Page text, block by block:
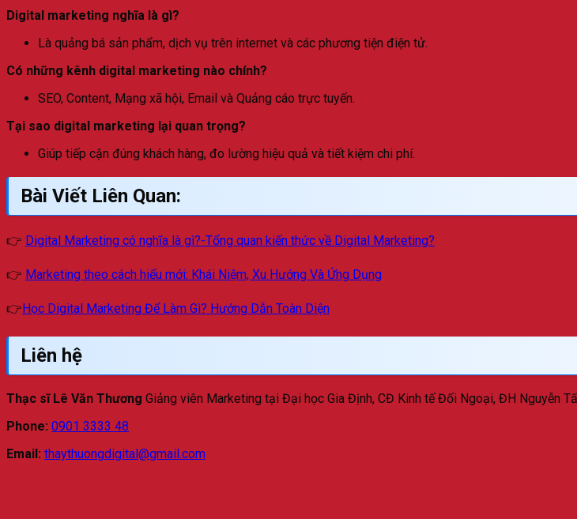
Digital marketing nghĩa là gì?
Là quảng bá sản phẩm, dịch vụ trên internet và các phương tiện điện tử.
Có những kênh digital marketing nào chính?
SEO, Content, Mạng xã hội, Email và Quảng cáo trực tuyến.
Tại sao digital marketing lại quan trọng?
Giúp tiếp cận đúng khách hàng, đo lường hiệu quả và tiết kiệm chi phí.
Bài Viết Liên Quan:
👉 Digital Marketing có nghĩa là gì?-Tổng quan kiến thức về Digital Marketing?
👉 Marketing theo cách hiểu mới: Khái Niệm, Xu Hướng Và Ứng Dụng
👉Học Digital Marketing Để Làm Gì? Hướng Dẫn Toàn Diện
Liên hệ
Thạc sĩ Lê Văn Thương Giảng viên Marketing tại Đại học Gia Định, CĐ Kinh tế Đối Ngoại, ĐH Nguyễn
Phone: 0901 3333 48
Email: thaythuongdigital@gmail.com